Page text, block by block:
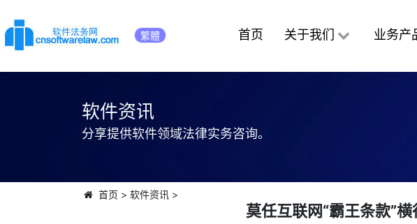
繁體 首页 关于我们 业务产
软件资讯
分享提供软件领域法律实务咨询。
首页 > 软件资讯>
莫任互联网“霸王条款”横